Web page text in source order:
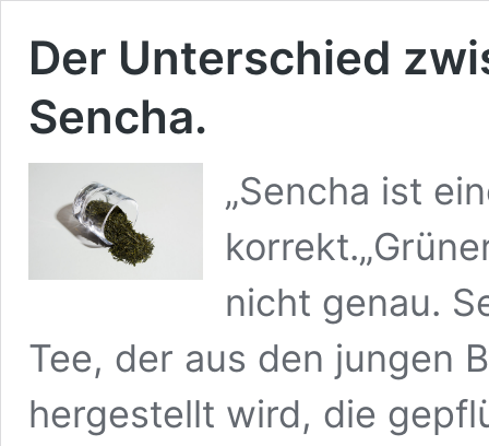
Der Unterschied
Sencha.
„Sencha ist
nicht genau.
Tee, der aus den jungen
hergestellt wird, die